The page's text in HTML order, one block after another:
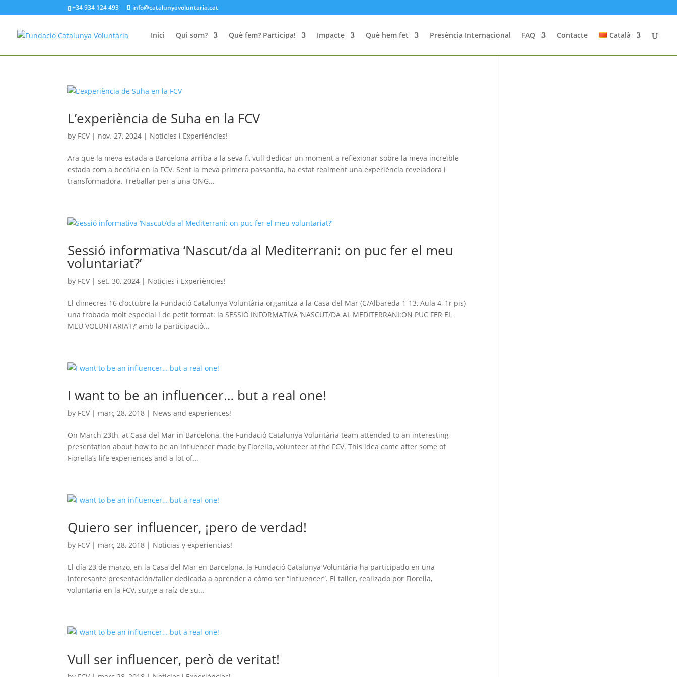
+34 934 124 493 info@catalunyavoluntaria.cat
Inici Qui som? Què fem? Participa! Impacte Què hem fet Presència Internacional FAQ Contacte Català
L’experiència de Suha en la FCV
by FCV | nov. 27, 2024 | Noticies i Experiències!
Ara que la meva estada a Barcelona arriba a la seva fi, vull dedicar un moment a reflexionar sobre la meva increïble
estada com a becària en la FCV. Sent la meva primera passantia, ha estat realment una experiència reveladora i
transformadora. Treballar per a una ONG...
Sessió informativa ‘Nascut/da al Mediterrani: on puc fer el meu
voluntariat?’
by FCV |set. 30, 2024 | Noticies i Experiències!
El dimecres 16 d’octubre la Fundació Catalunya Voluntària organitza a la Casa del Mar (C/Albareda 1-13, Aula 4, 1r pis)
una trobada molt especial i de petit format: la SESSIÓ INFORMATIVA ‘NASCUT/DA AL MEDITERRANI:ON PUC FER EL
MEU VOLUNTARIAT?’ amb la participació...
I want to be an influencer… but a real one!
by FCV | març 28, 2018 | News and experiences!
On March 23th, at Casa del Mar in Barcelona, the Fundació Catalunya Voluntària team attended to an interesting
presentation about how to be an influencer made by Fiorella, volunteer at the FCV. This idea came after some of
Fiorella’s life experiences and a lot of...
Quiero ser influencer, ¡pero de verdad!
by FCV | març 28, 2018 | Noticias y experiencias!
El día 23 de marzo, en la Casa del Mar en Barcelona, la Fundació Catalunya Voluntària ha participado en una
interesante presentación/taller dedicada a aprender a cómo ser “influencer”. El taller, realizado por Fiorella,
voluntaria en la FCV, surge a raíz de su...
Vull ser influencer, però de veritat!